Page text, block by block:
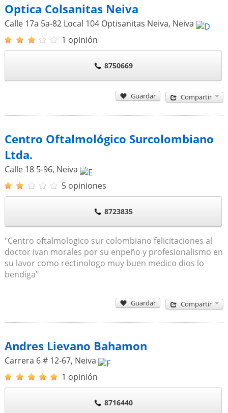
Optica Colsanitas Neiva
Calle 17a 5a-82 Local 104 Optisanitas Neiva, Neiva
1 opinión
8750669
Guardar Compartir
Centro Oftalmológico Surcolombiano
Ltda.
Calle 18 5-96, Neiva
5 opiniones
8723835
"Centro oftalmologico sur colombiano felicitaciones al
doctor ivan morales por su enpeño y profesionalismo en
su lavor como rectinologo muy buen medico dios lo
bendiga"
Guardar Compartir
Andres Lievano Bahamon
Carrera 6 # 12-67, Neiva
1 opinión
8716440